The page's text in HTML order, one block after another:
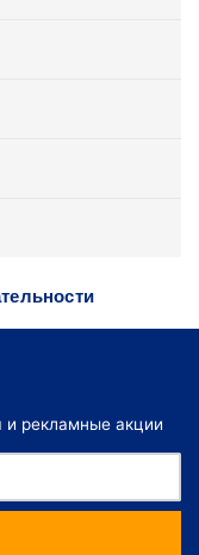
и рекламные акции